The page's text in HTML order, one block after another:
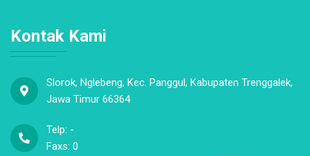
Kontak Kami
Slorok, Nglebeng, Kec. Panggul, Kabupaten Trenggalek,
Jawa Timur 66364
Telp: -
Faxs: 0